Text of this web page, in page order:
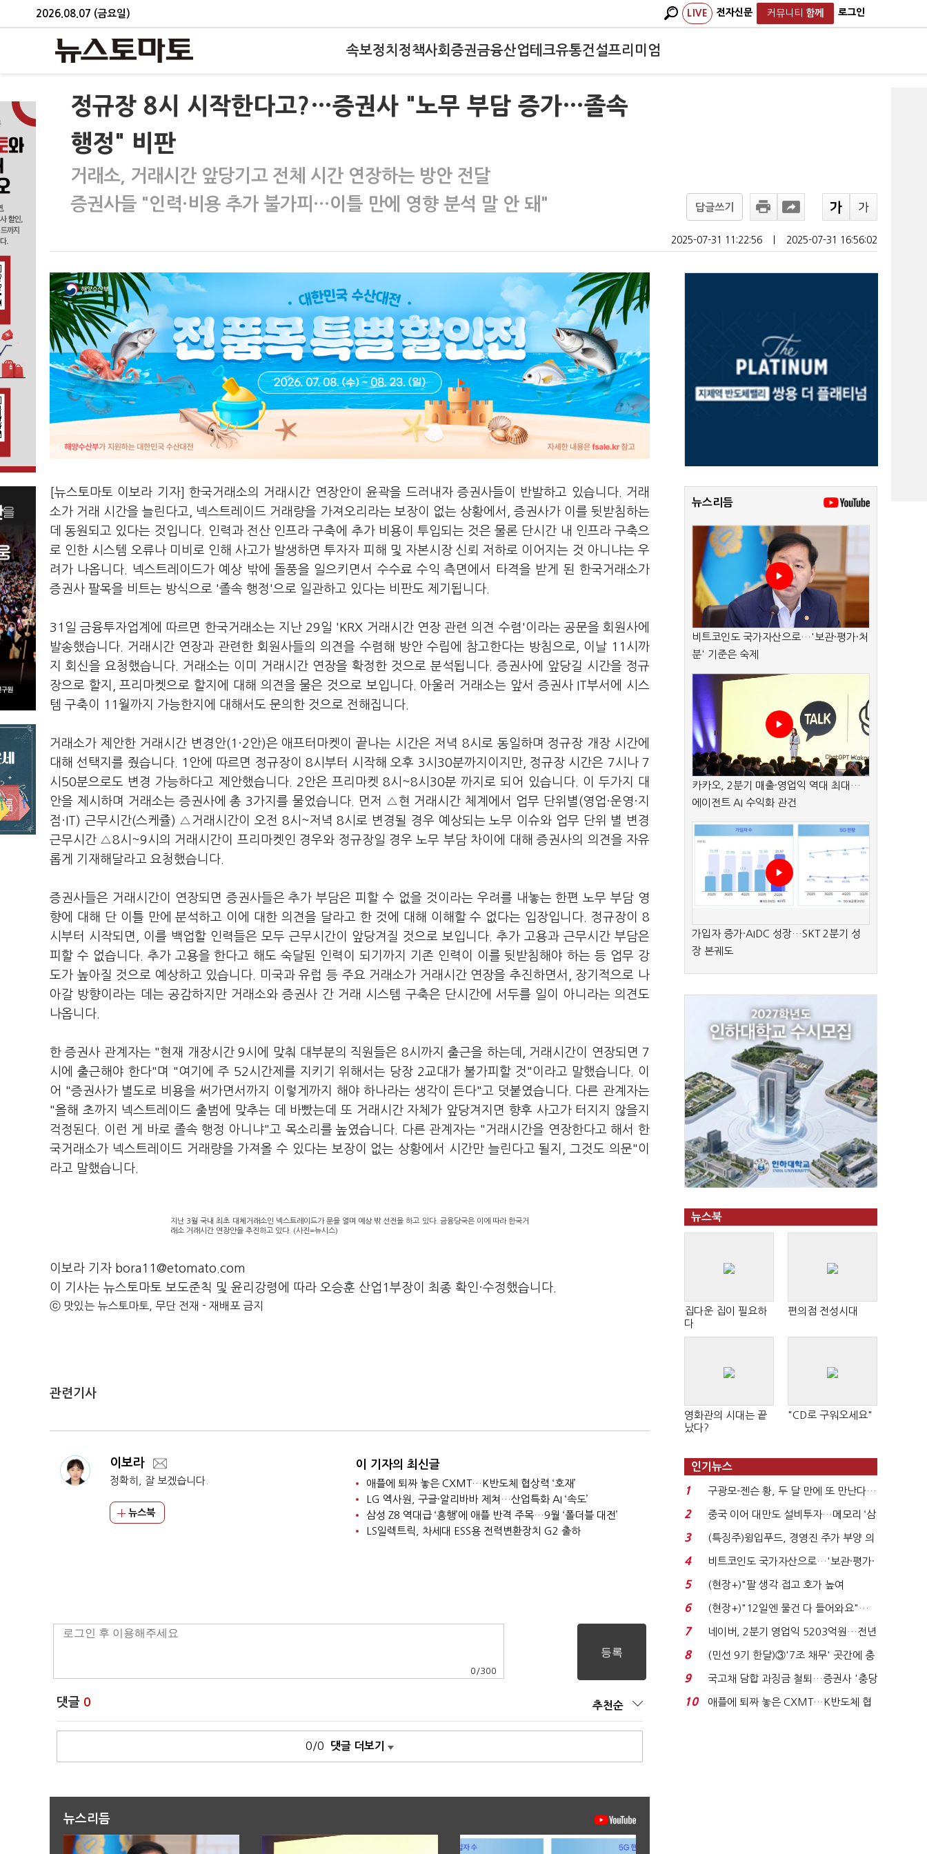
2026.08.07 (금요일) LIVE 전자신문 커뮤니티 함께 로그인
속보정치 정책사회 증권금융산업테크유통건설프리미엄
정규장 8시 시작한다고?…증권사 "노무 부담 증가…졸속
행정" 비판
거래소, 거래시간 앞당기고 전체 시간 연장하는 방안 전달
증권사들 "인력·비용 추가 불가피…이틀 만에 영향 분석 말 안 돼"
답글쓰기
2025-07-31 11:22:56 2025-07-31 16:56:02
[뉴스토마토 이보라 기자]한국거래소의 거래시간 연장안이 윤곽을 드러내자 증권사들이 반발하고 있습니다. 거래
소가 거래 시간을 늘린다고, 넥스트레이드 거래량을 가져오리라는 보장이 없는 상황에서, 증권사가 이를 뒷받침하는
데 동원되고 있다는 것입니다. 인력과 전산 인프라 구축에 추가 비용이 투입되는 것은 물론 단시간 내 인프라 구축으
로 인한 시스템 오류나 미비로 인해 사고가 발생하면 투자자 피해 및 자본시장 신뢰 저하로 이어지는 것 아니냐는 우
려가 나옵니다. 넥스트레이드가 예상 밖에 돌풍을 일으키면서 수수료 수익 측면에서 타격을 받게 된 한국거래소가
증권사 팔목을 비트는 방식으로 '졸속 행정'으로 일관하고 있다는 비판도 제기됩니다.
31일 금융투자업계에 따르면 한국거래소는 지난 29일 'KRX 거래시간 연장 관련 의견 수렴'이라는 공문을 회원사에
발송했습니다. 거래시간 연장과 관련한 회원사들의 의견을 수렴해 방안 수립에 참고한다는 방침으로, 이날 11시까
지 회신을 요청했습니다. 거래소는 이미 거래시간 연장을 확정한 것으로 분석됩니다. 증권사에 앞당길 시간을 정규
장으로 할지, 프리마켓으로 할지에 대해 의견을 물은 것으로 보입니다. 아울러 거래소는 앞서 증권사 IT부서에 시스
템 구축이 11월까지 가능한지에 대해서도 문의한 것으로 전해집니다.
거래소가 제안한 거래시간 변경안(1 ·2안)은 애프터마켓이 끝나는 시간은 저녁 8시로 동일하며 정규장 개장 시간에
대해 선택지를 줬습니다. 1 안에 따르면 정규장이 8시부터 시작해 오후 3시 30분까지이지만, 정규장 시간은 7시나 7
시 50분으로도 변경 가능하다고 제안했습니다. 2안은 프리마켓8시 ~8시 30분 까지로 되어 있습니다. 이 두가지 대
안을 제시하며 거래소는 증권사에 총 3가지를 물었습니다 먼저 △현 거래시간 체계에서 업무 단위별(영업 ·운영·지
점·IT) 근무시간(스케쥴) △거래시간이 오전 8시 ~저녁8시로 변경될 경우 예상되는 노무 이슈와 업무 단위 별 변경
근무시간 △8시 ~9시의 거래시간이 프리마켓인 경우와 정규장일 경우 노무 부담 차이에 대해 증권사의 의견을 자유
롭게 기재해달라고 요청했습니다
증권사들은 거래시간이 연장되면 증권사들은 추가 부담은 피할 수 없을 것이라는 우려를 내놓는 한편 노무 부담 영
향에 대해 단 이틀 만에 분석하고 이에 대한 의견을 달라고 한 것에 대해 이해할 수 없다는 입장입니다. 정규장이 8
시부터 시작되면, 이를 백업할 인력들은 모두 근무시간이 앞당겨질 것으로 보입니다. 추가 고용과 근무시간 부담은
피할 수 없습니다. 추가 고용을 한다고 해도 숙달된 인력이 되기까지 기존 인력이 이를 뒷받침해야 하는 등 업무 강
도가 높아질 것으로 예상하고 있습니다
미국과 유럽 등 주요 거래소가 거래시간 연장을 추진하면서, 장기적으로 나
아갈 방향이라는 데는 공감하지만 거래소와 증권사 간 거래 시스템 구축은 단시간에 서두를 일이 아니라는 의견도
나옵니다
한 증권사 관계자는 "현재 개장시간 9시에 맞춰 대부분의 직원들은 8시까지 출근을 하는데, 거래시간이 연장되면 7
시에 출근해야 한다"며 "여기에 주 52시간제를 지키기 위해서는 당장 2교대가 불가피할 것"이라고 말했습니다. 이
어 "증권사가 별도로 비용을 써가면서까지 이렇게까지 해야 하나라는 생각이 든다"고 덧붙였습니다. 다른 관계자는
"올해 초까지 넥스트레이드 출범에 맞추는 데 바빴는데 또 거래시간 자체가 앞당겨지면 향후 사고가 터지지 않을지
걱정된다. 이런 게 바로 졸속 행정 아니냐"고 목소리를 높였습니다. 다른 관계자는 "거래시간을 연장한다고 해서 한
국거래소가 넥스트레이드 거래량을 가져올 수 있다는 보장이 없는 상황에서 시간만 늘린다고 될지
,그것도 의문"이
라고 말했습니다.
지난 3월 국내 최초 대체거래소인 넥스트레이드가 문을 열며 예상 밖 선전을 하고 있다. 금융당국은 이에 따라 한국거
래소 거래시간 연장안을 추진하고 있다. (사진=뉴시스)
이보라 기자 bora11@etomato.com
이 기사는 뉴스토마토 보도준칙 및 윤리강령에 따라 오승훈 산업1부장이 최종 확인·수정했습니다.
ⓒ 맛있는 뉴스토마토, 무단 전재 - 재배포 금지
관련기사
이보라
정확히, 잘 보겠습니다.
뉴스북
이 기자의 최신글
애플에 퇴짜 놓은 CXMT…K반도체 협상력 ‘호재’
LG 엑사원, 구글·알리바바 제쳐…산업특화 AI ‘속도’
삼성 Z8 역대급 ‘흥행’에 애플 반격 주목…9월 ‘폴더블 대전’
LS일렉트릭, 차세대 ESS용 전력변환장치 G2 출하
0 /300
댓글 0 추천순
0/0 댓글 더보기
뉴스리듬
뉴스리듬
비트코인도 국가자산으로…'보관·평가·처
분' 기준은 숙제
카카오, 2분기 매출·영업익 역대 최대…
에이전트 AI 수익화 관건
가입자 증가·AIDC 성장…SKT 2분기 성
장 본궤도
뉴스북
집다운 집이 필요하
다
편의점 전성시대
영화관의 시대는 끝
났다?
"CD로 구워오세요"
인기뉴스
1
구광모-젠슨 황, 두 달 만에 또 만난다…
로봇·AI 등 논...
2
중국 이어 대만도 설비투자…메모리 ‘삼
국전쟁’
3
(특징주)윙입푸드, 경영진 주가 부양 의
지에 상한가...
4
비트코인도 국가자산으로…'보관·평가·
처분' 기준은 ...
5
(현장+)"팔 생각 접고 호가 높여
요"…'덜 똘똘한 한 채' 20...
6
(현장+)"12일엔 물건 다 들어와요"…
빈 매대 채우며 문 연 ...
7
네이버, 2분기 영업익 5203억원…전년
비 0.2% 감소...
8
(민선 9기 한달)③'7조 채무' 곳간에 충
격…추미애, 20년...
9
국고채 담합 과징금 철퇴…증권사 '충당
금 폭탄' 우려...
10
애플에 퇴짜 놓은 CXMT…K반도체 협